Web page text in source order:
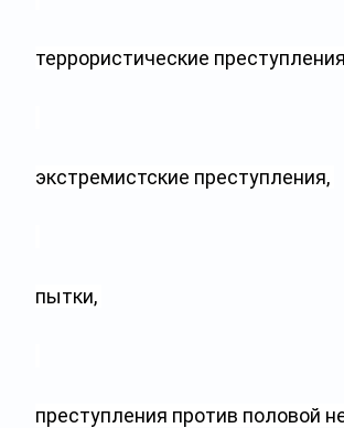
террористические
экстремистские преступления,
пытки,
преступления против половой